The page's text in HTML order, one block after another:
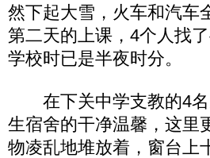
然下起大雪，火车和汽车
第二天的上课，4个人找
学校时已是半夜时分。
在下关中学支教的4名
生宿舍的干净温馨，这里
物凌乱地堆放着，窗台上